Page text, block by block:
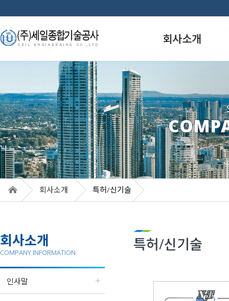
인사말
회사소개 특허/신기술
COMPANY INFORMATION
회사소개 특허/신기술
회사소개
경영이념
주요연혁
업면허
조직도
품질경영
특허/신기술
오시는 길